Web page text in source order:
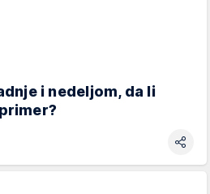
i nedeljom, da li